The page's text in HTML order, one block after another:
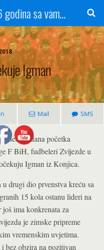
Radio Gradačac - 56 godina sa vama...
Igman
Mail SMS
sedam dana početka
F BiH, fudbeleri Zvijezde u
Igman iz Konjica.
drugi dio prvenstva kreću sa
15 kola ostanu lideri na
ima konkrenata za
je zimske pripreme
vremenskim uvjetima.
bez obzira na pozitivan